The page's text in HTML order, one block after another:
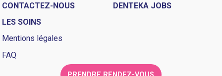
CONTACTEZ-NOUS
LES SOINS
DENTEKA JOBS
Mentions légales
FAQ